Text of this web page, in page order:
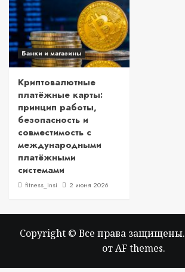
Банки и магазины
Криптовалютные
платёжные карты:
принцип работы,
безопасность и
совместимость с
международными
платёжными
системами
fitness_insi 2 июня 2026
Copyright © Все права защищены.
от AF themes.